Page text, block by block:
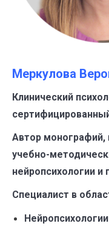
Меркулова
Клинический
Автор монографий,
учебно-
нейропсихологии и
Специалист в